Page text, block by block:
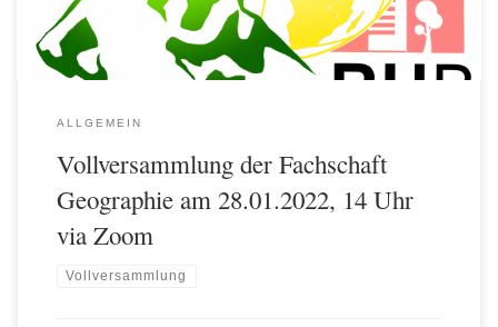
ALLGEMEIN
Vollversammlung der Fachschaft
Geographie am 28.01.2022, 14 Uhr
via Zoom
Vollversammlung